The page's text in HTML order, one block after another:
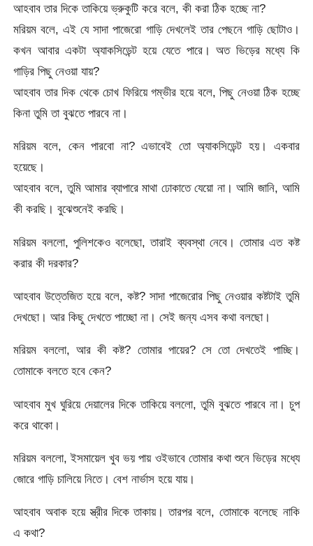
আহবাব তার দিকে তাকিয়ে ভ্রুকুটি করে বলে, কী করা ঠিক হচ্ছে না?
মরিয়ম বলে, এই যে সাদা পাজেরো গাড়ি দেখলেই তার পেছনে গাড়ি ছোটাও।
কখন আবার একটা অ্যাকসিডেন্ট হয়ে যেতে পারে। অত ভিড়ের মধ্যে কি
গাড়ির পিছু নেওয়া যায়?
আহবাব তার দিক থেকে চোখ ফিরিয়ে গম্ভীর হয়ে বলে, পিছু নেওয়া ঠিক হচ্ছে
কিনা তুমি তা বুঝতে পারবে না।
মরিয়ম বলে, কেন পারবো না? এভাবেই তো অ্যাকসিডেন্ট হয়। একবার
হয়েছে।
আহবাব বলে, তুমি আমার ব্যাপারে মাথা ঢোকাতে যেয়ো না। আমি জানি, আমি
কী করছি। বুঝেশুনেই করছি।
মরিয়ম বললো, পুলিশকেও বলেছো, তারাই ব্যবস্থা নেবে। তোমার এত কষ্ট
করার কী দরকার?
আহবাব উত্তেজিত হয়ে বলে, কষ্ট? সাদা পাজেরোর পিছু নেওয়ার কষ্টটাই তুমি
দেখছো। আর কিছু দেখতে পাচ্ছো না। সেই জন্য এসব কথা বলছো।
মরিয়ম বললো, আর কী কষ্ট? তোমার পায়ের? সে তো দেখতেই পাচ্ছি।
তোমাকে বলতে হবে কেন?
আহবাব মুখ ঘুরিয়ে দেয়ালের দিকে তাকিয়ে বললো, তুমি বুঝতে পারবে না। চুপ
করে থাকো।
মরিয়ম বললো, ইসমায়েল খুব ভয় পায় ওইভাবে তোমার কথা শুনে ভিড়ের মধ্যে
জোরে গাড়ি চালিয়ে নিতে। বেশ নার্ভাস হয়ে যায়।
আহবাব অবাক হয়ে স্ত্রীর দিকে তাকায়। তারপর বলে, তোমাকে বলেছে নাকি
এ কথা?